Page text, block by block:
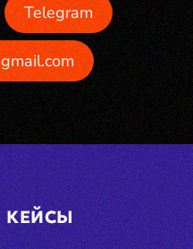
Telegram
КЕЙСЫ